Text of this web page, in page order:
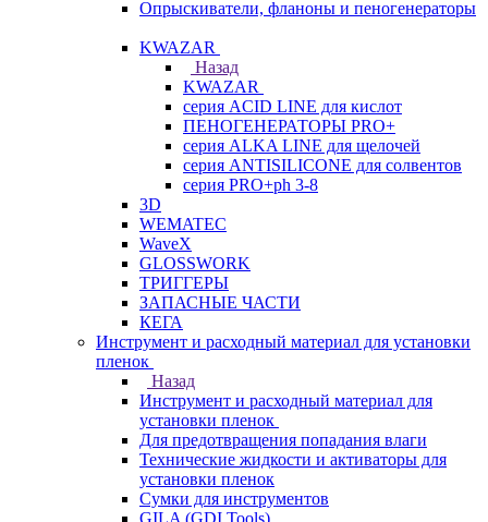
Опрыскиватели, фланоны и пеногенераторы
KWAZAR
Назад
KWAZAR
серия ACID LINE для кислот
ПЕНОГЕНЕРАТОРЫ PRO+
серия ALKA LINE для щелочей
серия ANTISILICONE для солвентов
серия PRO+ph 3-8
3D
WEMATEC
WaveX
GLOSSWORK
ТРИГГЕРЫ
ЗАПАСНЫЕ ЧАСТИ
КЕГА
Инструмент и расходный материал для установки
пленок
Назад
Инструмент и расходный материал для
установки пленок
Для предотвращения попадания влаги
Технические жидкости и активаторы для
установки пленок
Сумки для инструментов
GILA (GDI Tools)